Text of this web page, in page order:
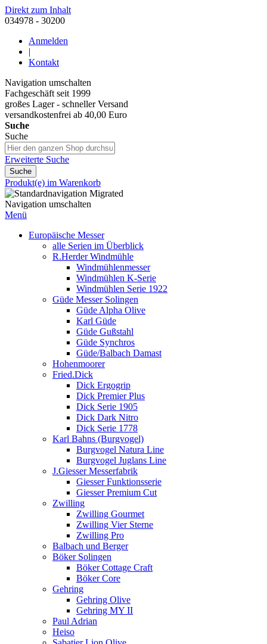
Direkt zum Inhalt
034978 - 30200
Anmelden
|
Kontakt
Navigation umschalten
Fachgeschäft seit 1999
großes Lager - schneller Versand
versandkostenfrei ab 40,00 Euro
Suche
Suche
Erweiterte Suche
Suche
Produkt(e) im Warenkorb
Navigation umschalten
Menü
Europäische Messer
alle Serien im Überblick
R.Herder Windmühle
Windmühlenmesser
Windmühlen K-Serie
Windmühlen Serie 1922
Güde Messer Solingen
Güde Alpha Olive
Karl Güde
Güde Gußstahl
Güde Synchros
Güde/Balbach Damast
Hohenmoorer
Fried.Dick
Dick Ergogrip
Dick Premier Plus
Dick Serie 1905
Dick Dark Nitro
Dick Serie 1778
Karl Bahns (Burgvogel)
Burgvogel Natura Line
Burgvogel Juglans Line
J.Giesser Messerfabrik
Giesser Funktionsserie
Giesser Premium Cut
Zwilling
Zwilling Gourmet
Zwilling Vier Sterne
Zwilling Pro
Balbach und Berger
Böker Solingen
Böker Cottage Craft
Böker Core
Gehring
Gehring Olive
Gehring MY II
Paul Adrian
Heiso